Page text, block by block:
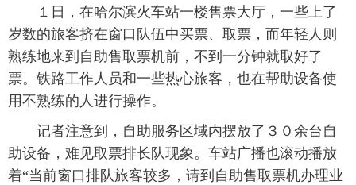
科技 能源 房产 公司
图片 视频 彩票 食品
旅游 健康
金融 公益 军事 无人机
富媒体 摄影 新华广播
１日，在哈尔滨火车站一楼售票大厅，一些上了
岁数的旅客挤在窗口队伍中买票、取票，而年轻人则
熟练地来到自助售取票机前，不到一分钟就取好了
票。铁路工作人员和一些热心旅客，也在帮助设备使
用不熟练的人进行操作。
记者注意到，自助服务区域内摆放了３０余台自
助设备，难见取票排长队现象。车站广播也滚动播放
着“当前窗口排队旅客较多，请到自助售取票机办理业